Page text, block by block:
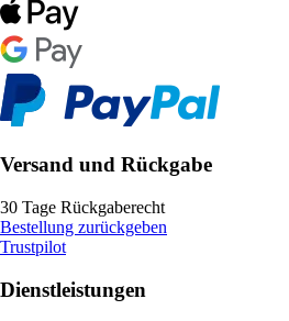
Versand und Rückgabe
30 Tage Rückgaberecht
Bestellung zurückgeben
Trustpilot
Dienstleistungen